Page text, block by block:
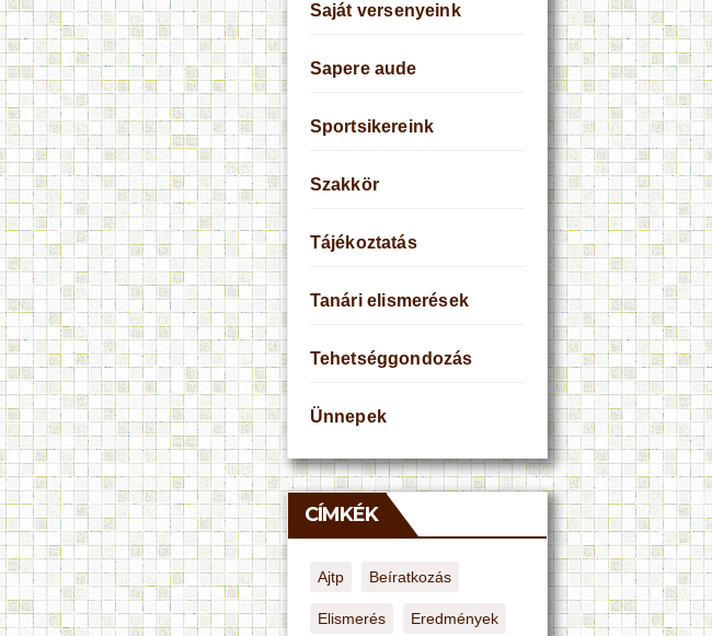
Saját versenyeink
Sapere aude
Sportsikereink
Szakkör
Tájékoztatás
Tanári elismerések
Tehetséggondozás
Ünnepek
CÍMKÉK
Ajtp Beíratkozás
Elismerés Eredmények